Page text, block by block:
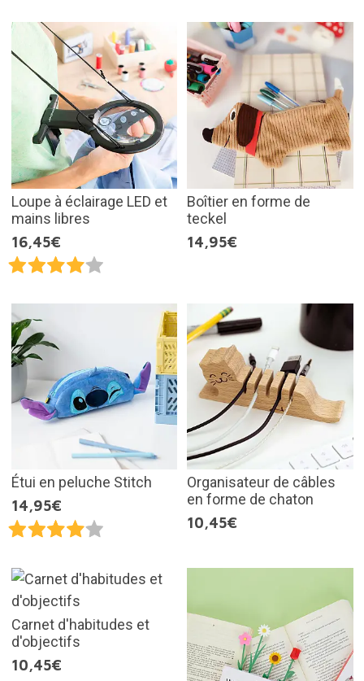
Loupe à éclairage LED et
mains libres
16,45€
Boîtier en forme de
teckel
14,95€
Étui en peluche Stitch
14,95€
Organisateur de câbles
en forme de chaton
10,45€
Carnet d'habitudes et
d'objectifs
10,45€